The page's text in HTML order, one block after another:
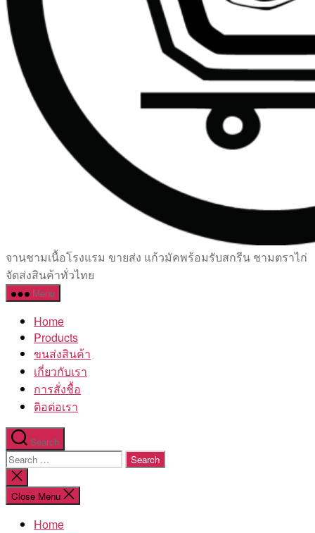
เซรามิค
ครบ
ครัน
โรงงาน
จานชามเนื้อโรงแรม ขายส่ง แก้วมัคพร้อมรับสกรีน ชามตราไก่
จัดส่งสินค้าทั่วไทย
Menu
Home
Products
ขนส่งสินค้า
เกี่ยวกับเรา
การสั่งชื้อ
ติอต่อเรา
Search
Search
for:
Close
search
Close Menu
Home